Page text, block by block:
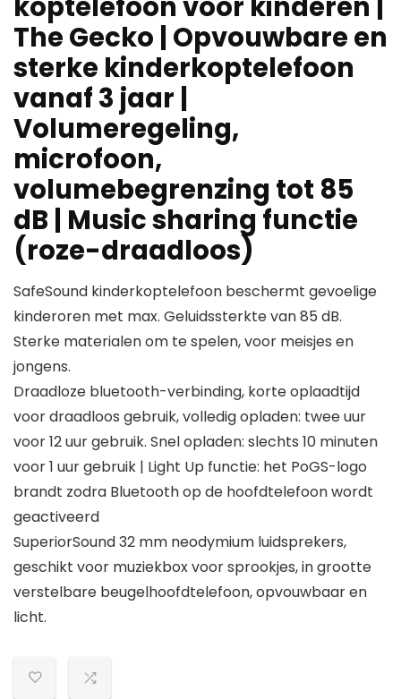
koptelefoon voor kinderen |
The Gecko | Opvouwbare en
sterke kinderkoptelefoon
vanaf 3 jaar |
Volumeregeling,
microfoon,
volumebegrenzing tot 85
dB | Music sharing functie
(roze-draadloos)
SafeSound kinderkoptelefoon beschermt gevoelige
kinderoren met max. Geluidssterkte van 85 dB.
Sterke materialen om te spelen, voor meisjes en
jongens.
Draadloze bluetooth-verbinding, korte oplaadtijd
voor draadloos gebruik, volledig opladen: twee uur
voor 12 uur gebruik. Snel opladen: slechts 10 minuten
voor 1 uur gebruik | Light Up functie: het PoGS-logo
brandt zodra Bluetooth op de hoofdtelefoon wordt
geactiveerd
SuperiorSound 32 mm neodymium luidsprekers,
geschikt voor muziekbox voor sprookjes, in grootte
verstelbare beugelhoofdtelefoon, opvouwbaar en
licht.